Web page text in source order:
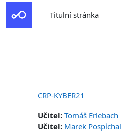
Přejít k hlavnímu obsahu
Titulní stránka
CRP-KYBER21
Učitel: Tomáš Erlebach
Učitel: Marek Pospíchal